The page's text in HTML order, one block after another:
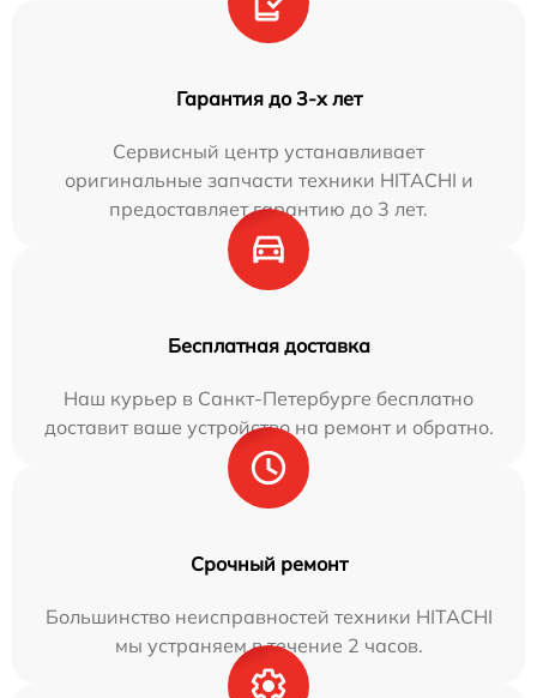
Гарантия до 3-х лет
Сервисный центр устанавливает
оригинальные запчасти техники HITACHI и
предоставляет гарантию до 3 лет.
Бесплатная доставка
Наш курьер в Санкт-Петербурге бесплатно
доставит ваше устройство на ремонт и обратно.
Срочный ремонт
Большинство неисправностей техники HITACHI
мы устраняем в течение 2 часов.